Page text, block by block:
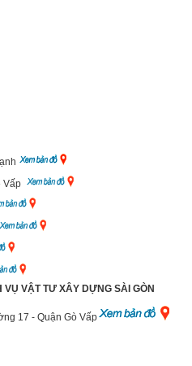
Vấp
VẬT TƯ XÂY DỰNG SÀI GÒN
17 - Quận Gò Vấp